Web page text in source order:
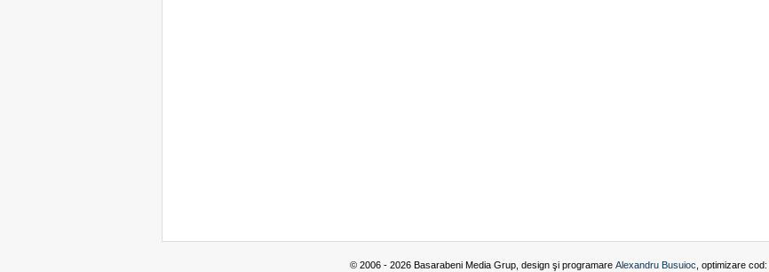
© 2006 - 2026 Basarabeni Media Grup, design şi programare Alexandru Busuioc , optimizare cod: